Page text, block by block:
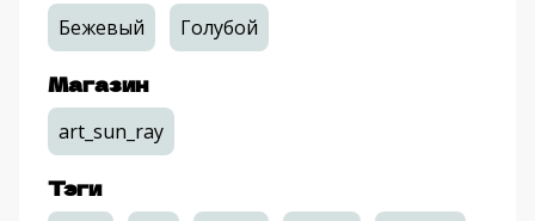
Бежевый Голубой
Магазин
art_sun_ray
Тэги